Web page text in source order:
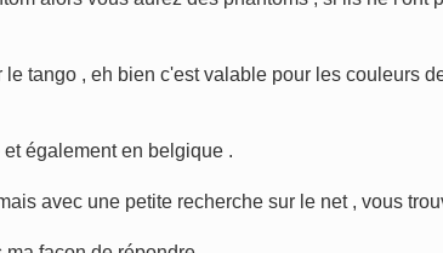
tango , eh bien c'est valable pour les couleurs
également en belgique .
avec une petite recherche sur le net , vous